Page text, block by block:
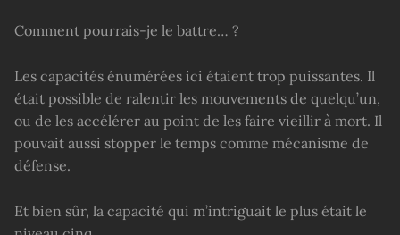
Comment pourrais-je le battre… ?
Les capacités énumérées ici étaient trop puissantes. Il
était possible de ralentir les mouvements de quelqu’un,
ou de les accélérer au point de les faire vieillir à mort. Il
pouvait aussi stopper le temps comme mécanisme de
défense.
Et bien sûr, la capacité qui m’intriguait le plus était le